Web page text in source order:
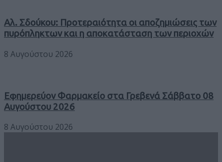
Αλ. Σδούκου: Προτεραιότητα οι αποζημιώσεις των
πυρόπληκτων και η αποκατάσταση των περιοχών
8 Αυγούστου 2026
Εφημερεύον Φαρμακείο στα Γρεβενά Σάββατο 08
Αυγούστου 2026
8 Αυγούστου 2026